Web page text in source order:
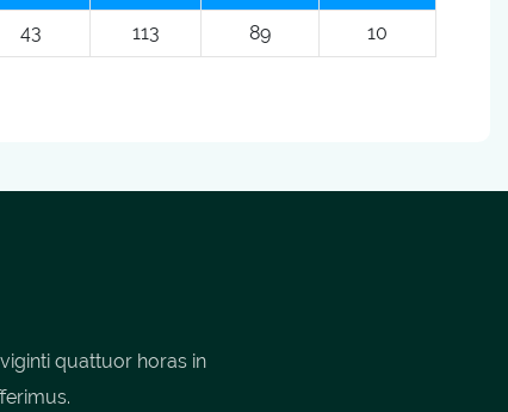
43 113 89 10
quattuor horas in